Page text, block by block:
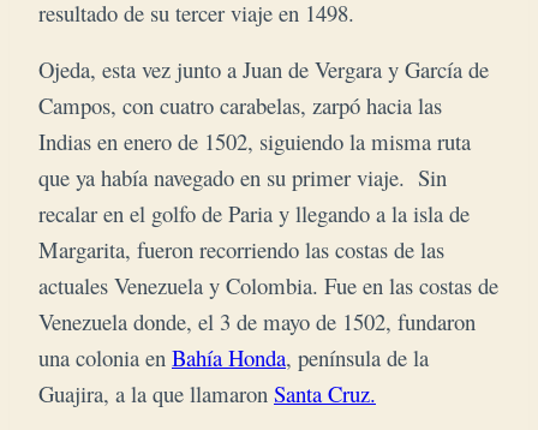
resultado de su tercer viaje en 1498.
Ojeda, esta vez junto a Juan de Vergara y García de
Campos, con cuatro carabelas, zarpó hacia las
Indias en enero de 1502, siguiendo la misma ruta
que ya había navegado en su primer viaje. Sin
recalar en el golfo de Paria y llegando a la isla de
Margarita, fueron recorriendo las costas de las
actuales Venezuela y Colombia. Fue en las costas de
Venezuela donde, el 3 de mayo de 1502, fundaron
una colonia en Bahía Honda, península de la
Guajira, a la que llamaron Santa Cruz.